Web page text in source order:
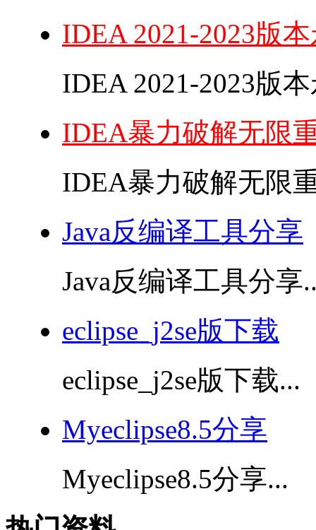
IDEA 2021-2023版
IDEA 2021-2023版
IDEA暴力破解无限
IDEA暴力破解无限
Java反编译工具分享
Java反编译工具分享
eclipse_j2se版下载
eclipse_j2se版下载...
Myeclipse8.5分享
Myeclipse8.5分享...